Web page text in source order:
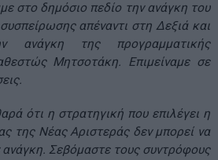
στο δημόσιο πεδίο την ανάγκη του
απέναντι στη Δεξιά και
ανάγκη της προγραμματικής
Μητσοτάκη. Επιμείναμε σε
ότι η στρατηγική που επιλέγει η
της Νέας Αριστεράς δεν μπορεί να
ανάγκη. Σεβόμαστε τους συντρόφους